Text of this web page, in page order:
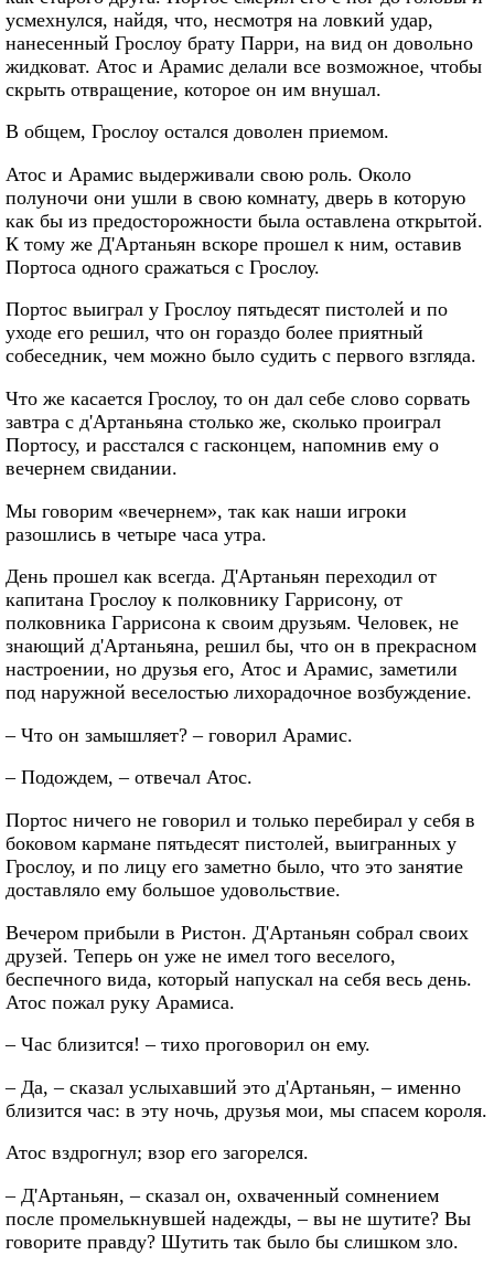
усмехнулся, найдя, что, несмотря на ловкий удар,
нанесенный Грослоу брату Парри, на вид он довольно
жидковат. Атос и Арамис делали все возможное, чтобы
скрыть отвращение, которое он им внушал.
В общем, Грослоу остался доволен приемом.
Атос и Арамис выдерживали свою роль. Около
полуночи они ушли в свою комнату, дверь в которую
как бы из предосторожности была оставлена открытой.
К тому же Д'Артаньян вскоре прошел к ним, оставив
Портоса одного сражаться с Грослоу.
Портос выиграл у Грослоу пятьдесят пистолей и по
уходе его решил, что он гораздо более приятный
собеседник, чем можно было судить с первого взгляда.
Что же касается Грослоу, то он дал себе слово сорвать
завтра с д'Артаньяна столько же, сколько проиграл
Портосу, и расстался с гасконцем, напомнив ему о
вечернем свидании.
Мы говорим «вечернем», так как наши игроки
разошлись в четыре часа утра.
День прошел как всегда. Д'Артаньян переходил от
капитана Грослоу к полковнику Гаррисону, от
полковника Гаррисона к своим друзьям. Человек, не
знающий д'Артаньяна, решил бы, что он в прекрасном
настроении, но друзья его, Атос и Арамис, заметили
под наружной веселостью лихорадочное возбуждение.
– Что он замышляет? – говорил Арамис.
– Подождем, – отвечал Атос.
Портос ничего не говорил и только перебирал у себя в
боковом кармане пятьдесят пистолей, выигранных у
Грослоу, и по лицу его заметно было, что это занятие
доставляло ему большое удовольствие.
Вечером прибыли в Ристон. Д'Артаньян собрал своих
друзей. Теперь он уже не имел того веселого,
беспечного вида, который напускал на себя весь день.
Атос пожал руку Арамиса.
– Час близится! – тихо проговорил он ему.
– Да, – сказал услыхавший это д'Артаньян, – именно
близится час: в эту ночь, друзья мои, мы спасем короля.
Атос вздрогнул; взор его загорелся.
– Д'Артаньян, – сказал он, охваченный сомнением
после промелькнувшей надежды, – вы не шутите? Вы
говорите правду? Шутить так было бы слишком зло.